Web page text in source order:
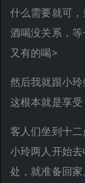
什么需要就可
酒喝没关系，
又有的喝>
然后我就跟小
这根本就是享
客人们坐到十
小玲两人开始
处，就准备回